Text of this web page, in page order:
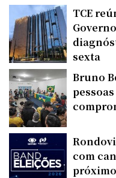
TCE
sexta
Bruno
com